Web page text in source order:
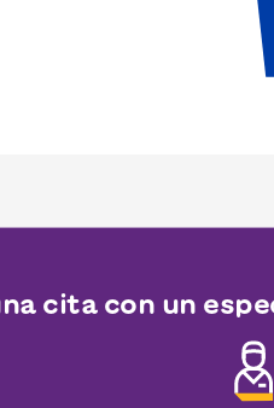
cita con un